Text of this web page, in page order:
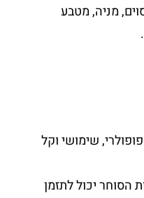
מניה, מטבע
שימושי וקל
הסוחר יכול לתזמן